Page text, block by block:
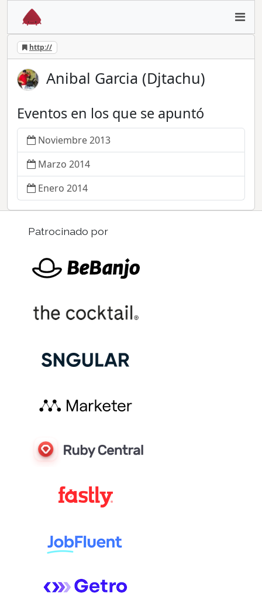
http://
Anibal Garcia (Djtachu)
Eventos en los que se apuntó
Noviembre 2013
Marzo 2014
Enero 2014
Patrocinado por